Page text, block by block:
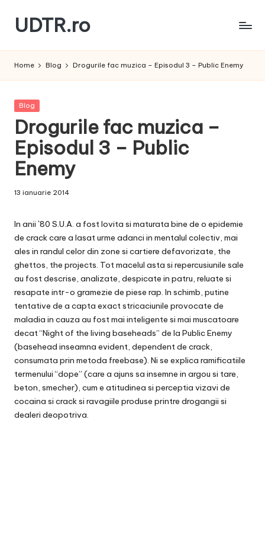
Skip
content
UDTR.ro
te
Home Blog Drogurile fac muzica – Episodul 3 – Public Enemy
Posted
Blog
Drogurile fac muzica –
Episodul 3 – Public
Enemy
13 ianuarie 2014
In anii `80 S.U.A. a fost lovita si maturata bine de o epidemie
de crack care a lasat urme adanci in mentalul colectiv, mai
ales in randul celor din zone si cartiere defavorizate, the
ghettos, the projects. Tot macelul asta si repercusiunile sale
au fost descrise, analizate, despicate in patru, reluate si
resapate intr-o gramezie de piese rap. In schimb, putine
tentative de a capta exact stricaciunile provocate de
maladia in cauza au fost mai inteligente si mai muscatoare
decat “Night of the living baseheads” de la Public Enemy
(basehead inseamna evident, dependent de crack,
consumata prin metoda freebase). Ni se explica ramificatiile
termenului “dope” (care a ajuns sa insemne in argou si tare,
beton, smecher), cum e atitudinea si perceptia vizavi de
cocaina si crack si ravagiile produse printre drogangii si
dealeri deopotriva.